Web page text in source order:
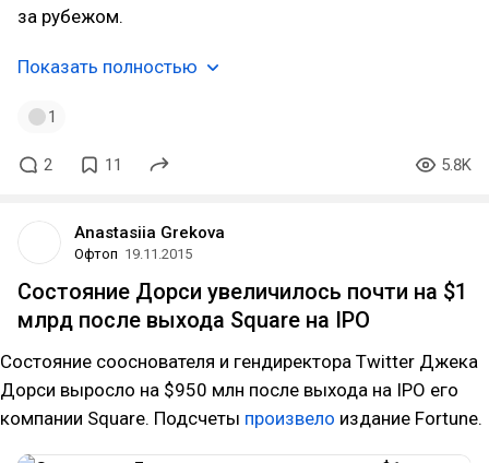
за рубежом.
Показать полностью
1
2 11 5.8K
Anastasiia Grekova
Офтоп 19.11.2015
Состояние Дорси увеличилось почти на $1
млрд после выхода Square на IPO
Состояние сооснователя и гендиректора Twitter Джека
Дорси выросло на $950 млн после выхода на IPO его
компании Square. Подсчеты произвело издание Fortune.